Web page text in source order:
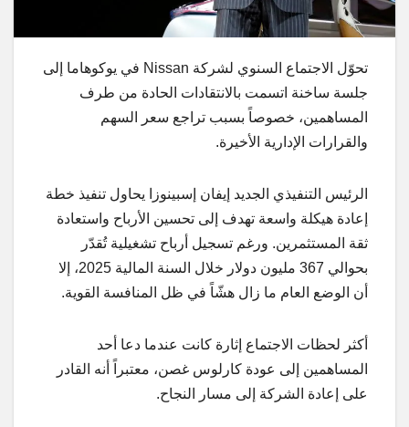
تحوّل الاجتماع السنوي لشركة Nissan في يوكوهاما إلى
جلسة ساخنة اتسمت بالانتقادات الحادة من طرف
المساهمين، خصوصاً بسبب تراجع سعر السهم
والقرارات الإدارية الأخيرة.
الرئيس التنفيذي الجديد إيفان إسبينوزا يحاول تنفيذ خطة
إعادة هيكلة واسعة تهدف إلى تحسين الأرباح واستعادة
ثقة المستثمرين. ورغم تسجيل أرباح تشغيلية تُقدّر
بحوالي 367 مليون دولار خلال السنة المالية 2025، إلا
أن الوضع العام ما زال هشّاً في ظل المنافسة القوية.
أكثر لحظات الاجتماع إثارة كانت عندما دعا أحد
المساهمين إلى عودة كارلوس غصن، معتبراً أنه القادر
على إعادة الشركة إلى مسار النجاح.